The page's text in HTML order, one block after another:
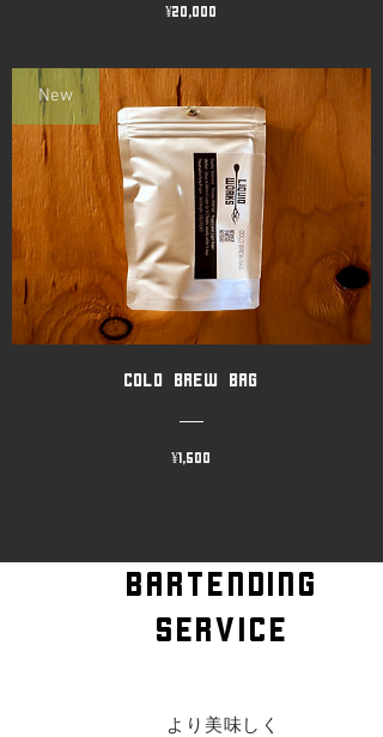
T-SHIRT
Get now
INGREDIENTS
¥20,000
New
COLD BREW BAG
¥1,500
Bartending
service
より美味しく